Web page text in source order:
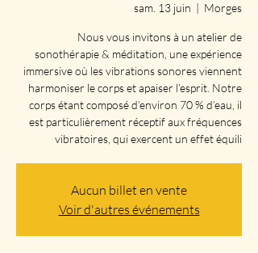
sam. 13 juin
  |
Morges
Nous vous invitons à un atelier de
sonothérapie & méditation, une expérience
immersive où les vibrations sonores viennent
harmoniser le corps et apaiser l’esprit. Notre
corps étant composé d’environ 70 % d’eau, il
est particulièrement réceptif aux fréquences
vibratoires, qui exercent un effet équili
Aucun billet en vente
Voir d'autres événements